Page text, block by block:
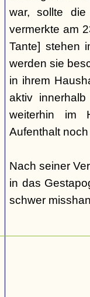
war, sollte die
vermerkte am
Tante] stehen
werden sie
in ihrem
aktiv
weiterhin im
Aufenthalt
Nach seiner
in das
schwer